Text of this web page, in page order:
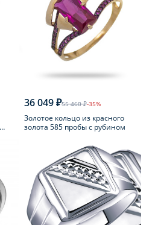
36 049 ₽55 460 ₽-35%
Золотое кольцо из красного
золота 585 пробы с рубином